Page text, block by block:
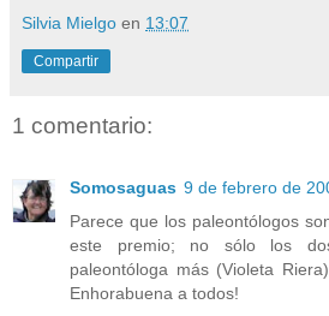
Silvia Mielgo en 13:07
Compartir
1 comentario:
Somosaguas 9 de febrero de
Parece que los paleontólogos
este premio; no sólo los
paleontóloga más (Violeta
Enhorabuena a todos!